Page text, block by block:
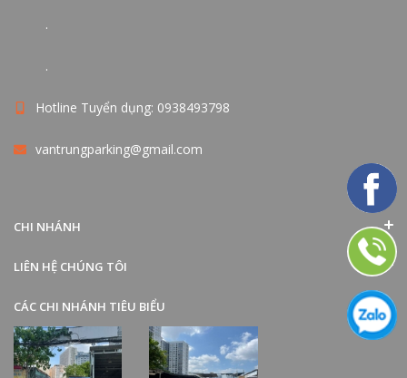
.
.
Hotline Tuyển dụng: 0938493798
vantrungparking@gmail.com
CHI NHÁNH
LIÊN HỆ CHÚNG TÔI
CÁC CHI NHÁNH TIÊU BIỂU